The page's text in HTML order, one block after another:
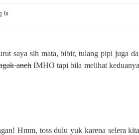
In
saya sih mata, bibir, tulang pipi juga
anehIMHO tapi bila melihat
Hmm, toss dulu yuk karena selera